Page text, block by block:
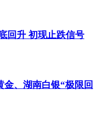
回升 初现止跌信号
、湖南白银“极限回